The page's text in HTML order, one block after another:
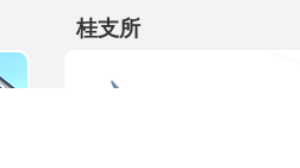
桂支所